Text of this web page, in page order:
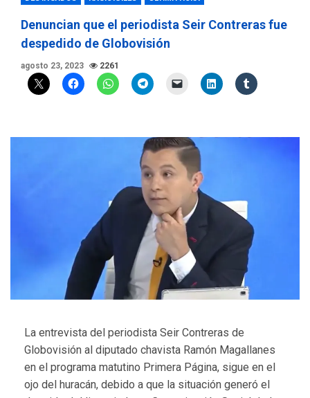
Denuncian que el periodista Seir Contreras fue
despedido de Globovisión
agosto 23, 2023 2261
La entrevista del periodista Seir Contreras de
Globovisión al diputado chavista Ramón Magallanes
en el programa matutino Primera Página, sigue en el
ojo del huracán, debido a que la situación generó el